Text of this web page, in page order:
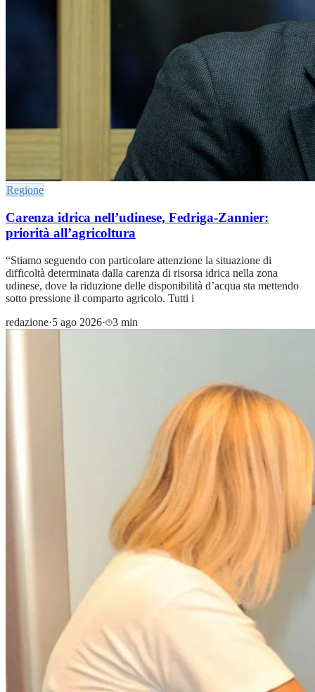
Regione
Carenza idrica nell’udinese, Fedriga-Zannier:
priorità all’agricoltura
“Stiamo seguendo con particolare attenzione la situazione di
difficoltà determinata dalla carenza di risorsa idrica nella zona
udinese, dove la riduzione delle disponibilità d’acqua sta mettendo
sotto pressione il comparto agricolo. Tutti i
redazione·5 ago 2026· 3 min